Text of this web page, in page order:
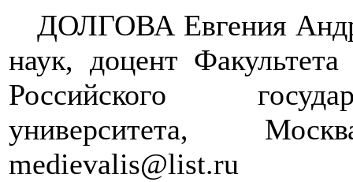
ДОЛГОВА Евгения
наук, доцент
Российского
университета,
medievalis@list.ru